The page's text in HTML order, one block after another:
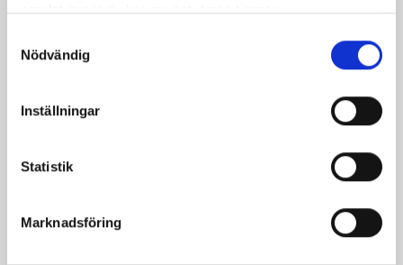
samlat in när du har använt deras tjänster.
Nödvändig
Inställningar
Statistik
Marknadsföring